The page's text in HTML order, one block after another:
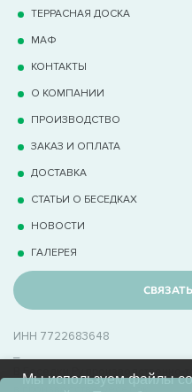
ТЕРРАCНАЯ ДОСКА
МАФ
КОНТАКТЫ
О КОМПАНИИ
ПРОИЗВОДСТВО
ЗАКАЗ И ОПЛАТА
ДОСТАВКА
СТАТЬИ О БЕСЕДКАХ
НОВОСТИ
ГАЛЕРЕЯ
ИНН 7722683648
В Беседки.Ру производственно-
Мы используем файлы